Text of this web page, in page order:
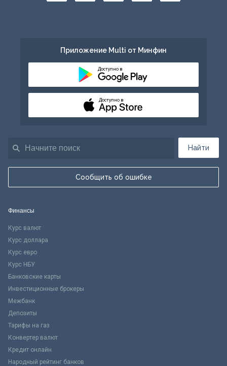
Найти
Сообщить об ошибке
Приложение Multi от Минфин
Доступно в
Доступно в
Финансы
Курс валют
Курс доллара
Курс евро
Курс НБУ
Банковские карты
Инвестиционные брокеры
Межбанк
Депозиты
Тарифы на газ
Конвертер валют
Кредит онлайн
Народный рейтинг банков